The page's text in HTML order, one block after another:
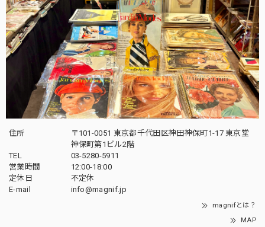
住所
〒101-0051 東京都千代田区神田神保町1-17 東京堂
神保町第1ビル2階
TEL
03-5280-5911
営業時間
12:00-18:00
定休日
不定休
E-mail
info@magnif.jp
magnifとは？
MAP